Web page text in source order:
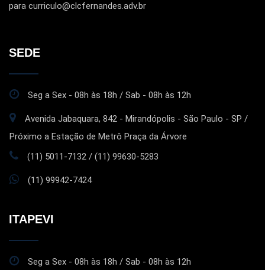
para curriculo@clcfernandes.adv.br
SEDE
Seg a Sex - 08h às 18h / Sab - 08h às 12h
Avenida Jabaquara, 842 - Mirandópolis - São Paulo - SP /
Próximo a Estação de Metrô Praça da Árvore
(11) 5011-7132 / (11) 99630-5283
(11) 99942-7424
ITAPEVI
Seg a Sex - 08h às 18h / Sab - 08h às 12h